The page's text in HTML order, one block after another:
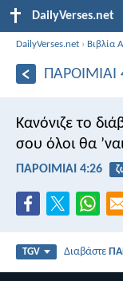
DailyVerses.net
DailyVerses.net › Βιβλία
ΠΑΡΟΙΜΙΑΙ
Κανόνιζε το
σου όλοι θα
ΠΑΡΟΙΜΙΑΙ 4:26
TGV Διαβάστε